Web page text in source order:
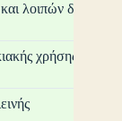
λοιπών δομικών
χρήσης και